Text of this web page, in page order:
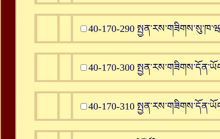
40-170-290
40-170-300
40-170-310